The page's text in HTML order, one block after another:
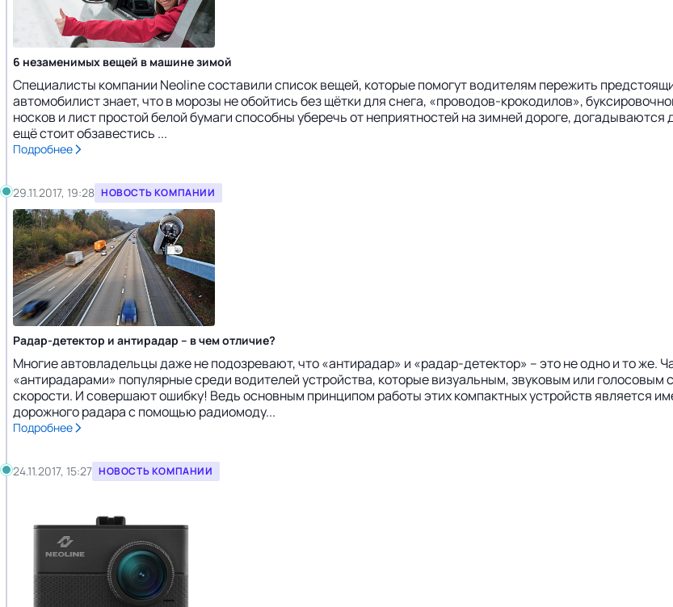
6 незаменимых вещей в машине зимой
Специалисты компании Neoline составили список вещей, которые помогут водителям пережить
автомобилист знает, что в морозы не обойтись без щётки для снега, «проводов-крокодилов»,
носков и лист простой белой бумаги способны уберечь от неприятностей на зимней дороге,
ещё стоит обзавестись ...
Подробнее
29.11.2017, 19:28 НОВОСТЬ КОМПАНИИ
Радар-детектор и антирадар – в чем отличие?
Многие автовладельцы даже не подозревают, что «антирадар» и «радар-детектор» – это не одно и то же.
«антирадарами» популярные среди водителей устройства, которые визуальным, звуковым или
скорости. И совершают ошибку! Ведь основным принципом работы этих компактных устройств является
дорожного радара с помощью радиомоду...
Подробнее
24.11.2017, 15:27 НОВОСТЬ КОМПАНИИ